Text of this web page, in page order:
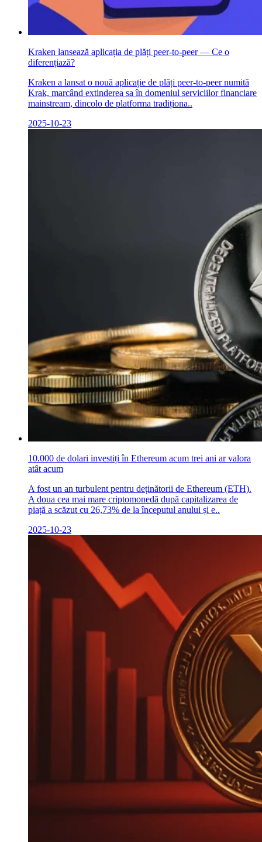
Kraken lansează aplicația de plăți peer-to-peer — Ce o
diferențiază?
Kraken a lansat o nouă aplicație de plăți peer-to-peer numită
Krak, marcând extinderea sa în domeniul serviciilor financiare
mainstream, dincolo de platforma tradiționa..
2025-10-23
10.000 de dolari investiți în Ethereum acum trei ani ar valora
atât acum
A fost un an turbulent pentru deținătorii de Ethereum (ETH).
A doua cea mai mare criptomonedă după capitalizarea de
piață a scăzut cu 26,73% de la începutul anului și e..
2025-10-23